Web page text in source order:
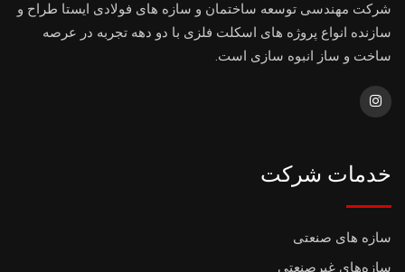
شرکت مهندسی توسعه ساختمان و سازه های فولادی ایستا طراح و
سازنده انواع پروژه های اسکلت فلزی با دو دهه تجربه در عرصه
ساخت و ساز انبوه سازی است.
خدمات شرکت
سازه های صنعتی
سازه‌های غیرصنعتی